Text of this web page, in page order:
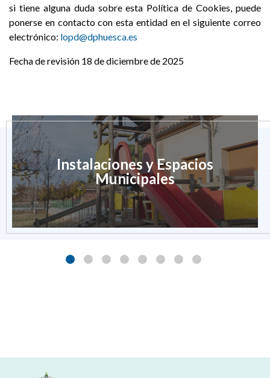
si tiene alguna duda sobre esta Política de Cookies, puede
ponerse en contacto con esta entidad en el siguiente correo
electrónico: lopd@dphuesca.es
Fecha de revisión 18 de diciembre de 2025
Instalaciones y Espacios
Municipales